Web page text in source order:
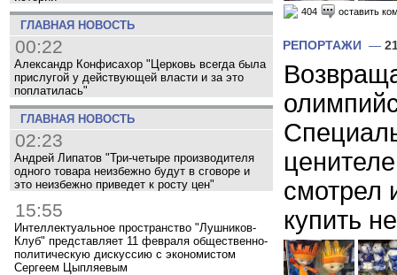
ГЛАВНАЯ НОВОСТЬ
00:22
Александр Конфисахор "Церковь всегда была
прислугой у действующей власти и за это
поплатилась"
ГЛАВНАЯ НОВОСТЬ
02:23
Андрей Липатов "Три-четыре производителя
одного товара неизбежно будут в сговоре и
это неизбежно приведет к росту цен"
15:55
Интеллектуальное пространство "Лушников-
Клуб" представляет 11 февраля общественно-
политическую дискуссию с экономистом
Сергеем Цыпляевым
404 оставить
РЕПОРТАЖИ —
смотрел
купить